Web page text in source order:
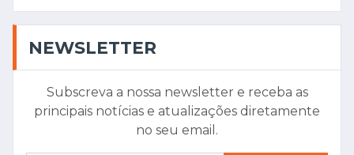
NEWSLETTER
Subscreva a nossa newsletter e receba as
principais notícias e atualizações diretamente
no seu email.